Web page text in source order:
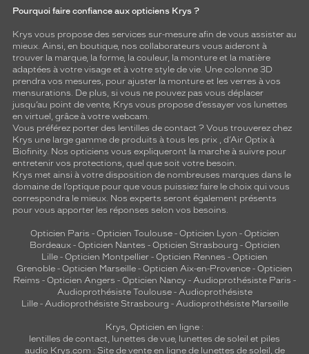
Pourquoi faire confiance aux opticiens Krys ?
Krys vous propose des services sur-mesure afin de vous assister au
mieux. Ainsi, en boutique, nos collaborateurs vous aideront à
trouver la marque, la forme, la couleur, la monture et la matière
adaptées à votre visage et à votre style de vie. Une colonne 3D
prendra vos mesures, pour ajuster la monture et les verres à vos
mensurations. De plus, si vous ne pouvez pas vous déplacer
jusqu’au point de vente, Krys vous propose d’essayer vos lunettes
en virtuel, grâce à votre webcam.
Vous préférez porter des lentilles de contact ? Vous trouverez chez
Krys une large gamme de produits à tous les prix , d’Air Optix à
Biofinity. Nos opticiens vous expliqueront la marche à suivre pour
entretenir vos protections, quel que soit votre besoin.
Krys met ainsi à votre disposition de nombreuses marques dans le
domaine de l’optique pour que vous puissiez faire le choix qui vous
correspondra le mieux. Nos experts seront également présents
pour vous apporter les réponses selon vos besoins.
Opticien Paris - Opticien Toulouse- Opticien Lyon - Opticien
Bordeaux- Opticien Nantes - Opticien Strasbourg - Opticien
Lille - Opticien Montpellier - Opticien Rennes - Opticien
Grenoble - Opticien Marseille - Opticien Aix-en-Provence - Opticien
Reims - Opticien Angers - Opticien Nancy - Audioprothésiste Paris -
Audioprothésiste Toulouse- Audioprothésiste
Lille- Audioprothésiste Strasbourg - Audioprothésiste Marseille
Krys, Opticien en ligne :
lentilles de contact, lunettes de vue, lunettes de soleil et piles
audio Krys.com : Site de vente en ligne de lunettes de soleil, de